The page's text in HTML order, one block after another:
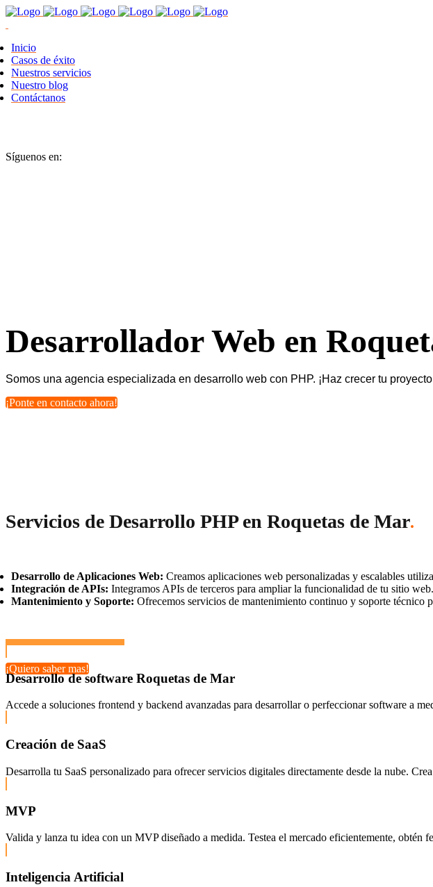
Inicio
Casos de éxito
Nuestros servicios
Nuestro blog
Contáctanos
Síguenos en:
Desarrollador Web en
Somos una agencia especializada en desarrollo web con PHP. ¡Haz crecer tu
¡Ponte en contacto ahora!
Servicios de Desarrollo PHP en Roquetas de Mar.
Desarrollo de Aplicaciones Web: Creamos aplicaciones web personalizadas y escalables
Integración de APIs: Integramos APIs de terceros para ampliar la funcionalidad de tu sitio web.
Mantenimiento y Soporte: Ofrecemos servicios de mantenimiento continuo y soporte técnico
¡Quiero saber mas!
Desarrollo de software Roquetas de Mar
Accede a soluciones frontend y backend avanzadas para desarrollar o perfeccionar software a
Creación de SaaS
Desarrolla tu SaaS personalizado para ofrecer servicios digitales directamente desde la nube.
MVP
Valida y lanza tu idea con un MVP diseñado a medida. Testea el mercado eficientemente,
Inteligencia Artificial